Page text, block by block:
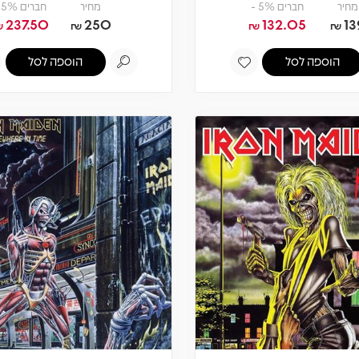
מחיר
₪
חברים 5% -
132.05
₪
הוספה לסל
מחיר
250
₪
חברים 5% -
237.50
הוספה לסל